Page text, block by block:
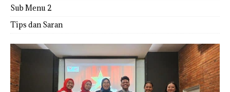
Sub Menu 2
Tips dan Saran